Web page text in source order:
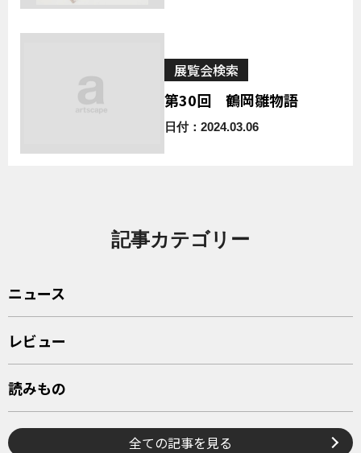
展覧会検索
第30回 鶴岡雛物語
日付：2024.03.06
記事カテゴリー
ニュース
レビュー
読みもの
全ての記事を見る